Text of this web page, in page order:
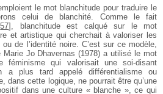
le mot blanchitude pour traduire le
celui de blanchité. Comme le fait
57] , blanchitude est calqué sur le mot
et artistique qui cherchait à valoriser les
de l’identité noire. C’est sur ce modèle,
Jo Dhavernas (1978) a utilisé le mot
féminisme qui valorisait une soi-disant
a plus tard appelé différentialisme ou
dans cette logique, ne pourrait être qu’une
dans une culture « blanche », ce qui